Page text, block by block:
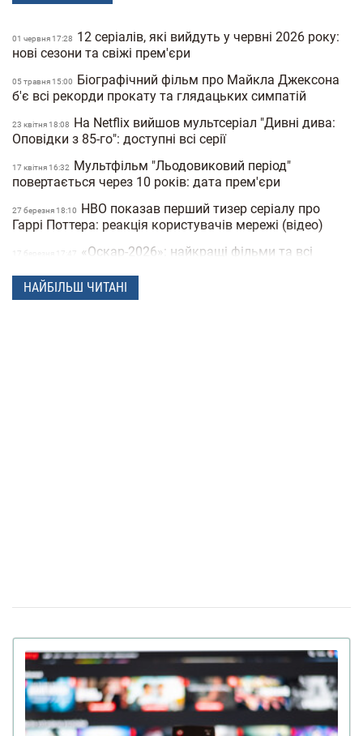
01 червня 17:28
12 серіалів, які вийдуть у червні 2026 року:
нові сезони та свіжі прем'єри
05 травня 15:00
Біографічний фільм про Майкла Джексона
б'є всі рекорди прокату та глядацьких симпатій
23 квiтня 18:08
На Netflix вийшов мультсеріал "Дивні дива:
Оповідки з 85-го": доступні всі серії
17 квiтня 16:32
Мультфільм "Льодовиковий період"
повертається через 10 років: дата прем'єри
27 березня 18:10
HBO показав перший тизер серіалу про
Гаррі Поттера: реакція користувачів мережі (відео)
17 березня 17:47
«Оскар-2026»: найкращі фільми та всі
В Україні екранізують культову книгу
OpenAI представить на Каннському
(відео)
26 серпня 17:57
Вийшов трейлер фільму Антона Птушкіна
«Антарктида»: незабаром у кінотеатрах України (відео)
20 серпня 15:45
Оскароносний режисер Мстислав Чернов
НАЙБІЛЬШ ЧИТАНІ